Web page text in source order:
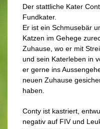
Der stattliche Kater
Fundkater.
Er ist ein Schmusebär
Katzen im Gehege
Zuhause, wo er mit
und sein Katerleben in
er gerne ins
neuen Zuhause
haben.
Conty ist kastriert,
negativ auf FIV und